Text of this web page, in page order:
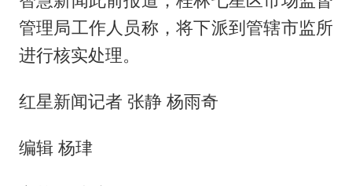
管理局工作人员称，将下派到管辖市监所
进行核实处理。
红星新闻记者 张静 杨雨奇
编辑 杨珒